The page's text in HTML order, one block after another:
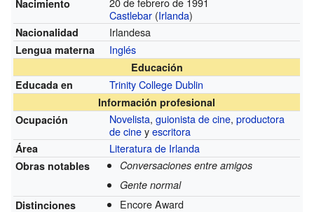
Nacimiento
Castlebar (Irlanda)
Nacionalidad Irlandesa
Lengua materna Inglés
Educación
Educada en
Trinity College Dublin
Información profesional
Ocupación
Novelista,guionista de cine,productora
de cineyescritora
Área Literatura de Irlanda
Obras notables
Conversaciones entre amigos
Gente normal
Distinciones
Encore Award